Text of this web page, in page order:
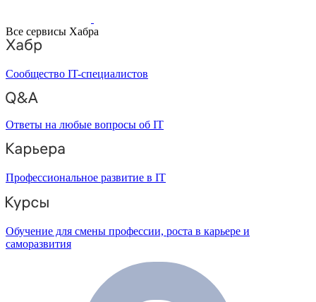
Все сервисы Хабра
Сообщество IT-специалистов
Ответы на любые вопросы об IT
Профессиональное развитие в IT
Обучение для смены профессии, роста в карьере и
саморазвития